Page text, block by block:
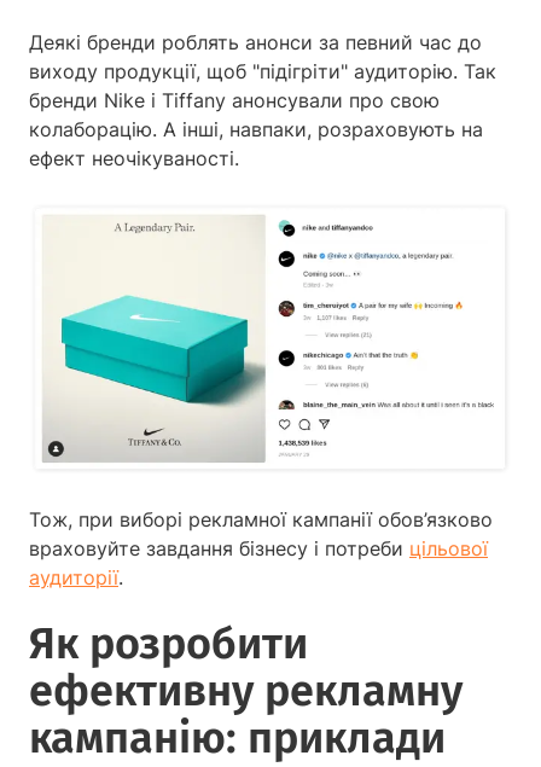
Деякі бренди роблять анонси за певний час до
виходу продукції, щоб "підігріти" аудиторію. Так
бренди Nike і Tiffany анонсували про свою
колаборацію. А інші, навпаки, розраховують на
ефект неочікуваності.
Тож, при виборі рекламної кампанії обов’язково
враховуйте завдання бізнесу і потреби цільової
аудиторії.
Як розробити
ефективну рекламну
кампанію: приклади